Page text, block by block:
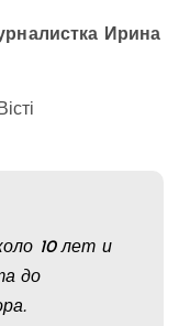
Ирина
10 лет и
до